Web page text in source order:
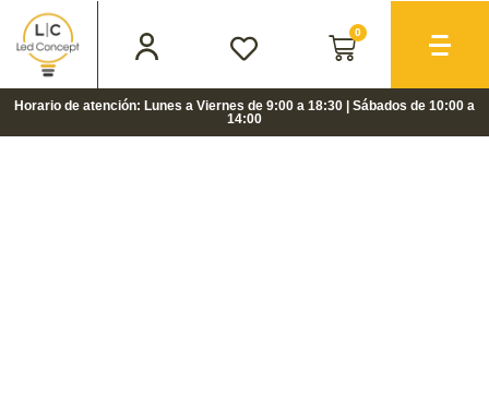
0
Horario de atención: Lunes a Viernes de 9:00 a 18:30 | Sábados de 10:00 a
14:00